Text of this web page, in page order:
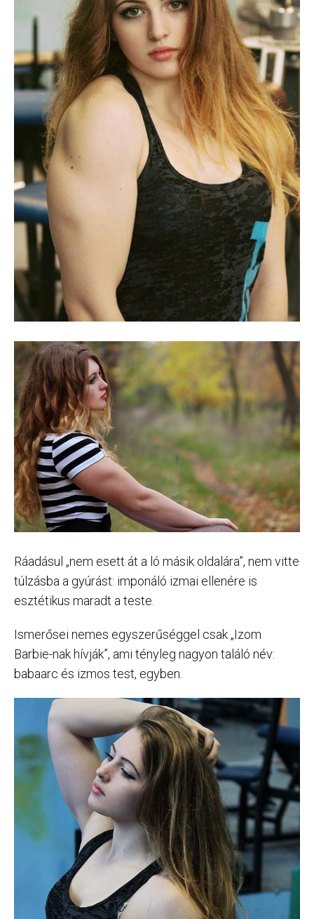
Ráadásul „nem esett át a ló másik oldalára”, nem vitte
túlzásba a gyúrást: imponáló izmai ellenére is
esztétikus maradt a teste.
Ismerősei nemes egyszerűséggel csak „Izom
Barbie-nak hívják”, ami tényleg nagyon találó név:
babaarc és izmos test, egyben.